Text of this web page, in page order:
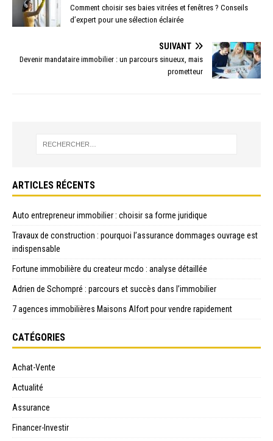
Comment choisir ses baies vitrées et fenêtres ? Conseils
d’expert pour une sélection éclairée
SUIVANT
Devenir mandataire immobilier : un parcours sinueux, mais
prometteur
ARTICLES RÉCENTS
Auto entrepreneur immobilier : choisir sa forme juridique
Travaux de construction : pourquoi l’assurance dommages ouvrage est
indispensable
Fortune immobilière du createur mcdo : analyse détaillée
Adrien de Schompré : parcours et succès dans l’immobilier
7 agences immobilières Maisons Alfort pour vendre rapidement
CATÉGORIES
Achat-Vente
Actualité
Assurance
Financer-Investir